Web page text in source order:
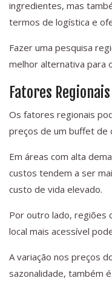
ingredientes, mas
termos de logística e
Fazer uma pesquisa
melhor alternativa para
Fatores
Os fatores regionais
preços de um buffet de
Em áreas com alta
custos tendem a ser
custo de vida elevado.
Por outro lado, regiões
local mais acessível
A variação nos preços
sazonalidade, também